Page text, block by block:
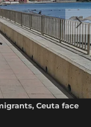
Ceuta face